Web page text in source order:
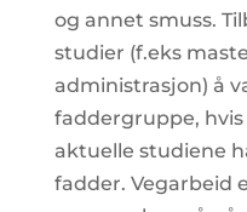
og annet smuss.
studier (f.eks
administrasjon) å
faddergruppe,
aktuelle studiene
fadder. Vegarbeid